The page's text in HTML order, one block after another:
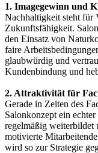
1. Imagegewinn und
Nachhaltigkeit steht für
Zukunftsfähigkeit.
den Einsatz von
faire
glaubwürdig und
Kundenbindung und
2. Attraktivität für
Gerade in Zeiten des
Salonkonzept ein
regelmäßig weiterbildet
motivierte
wird so zur Strategie